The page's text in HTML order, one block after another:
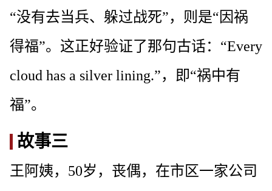
“没有去当兵、躲过战死”，则是“因祸
得福”。这正好验证了那句古话：“Every
cloud has a silver lining.”，即“祸中有
福”。
故事三
王阿姨，50岁，丧偶，在市区一家公司